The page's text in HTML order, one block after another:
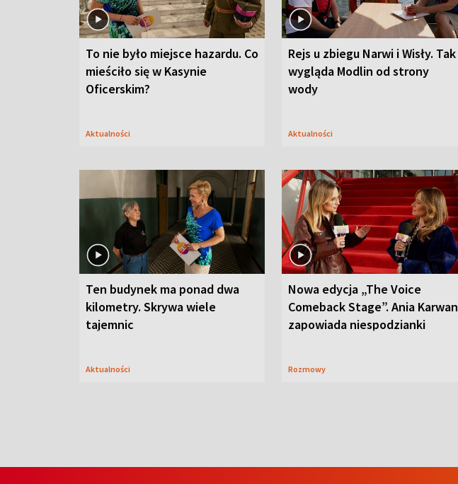
To nie było miejsce hazardu. Co
mieściło się w Kasynie
Oficerskim?
Aktualności
Rejs u zbiegu Narwi i Wisły. Tak
wygląda Modlin od strony
wody
Aktualności
Ten budynek ma ponad dwa
kilometry. Skrywa wiele
tajemnic
Aktualności
Nowa edycja „The Voice
Comeback Stage”. Ania Karwan
zapowiada niespodzianki
Rozmowy